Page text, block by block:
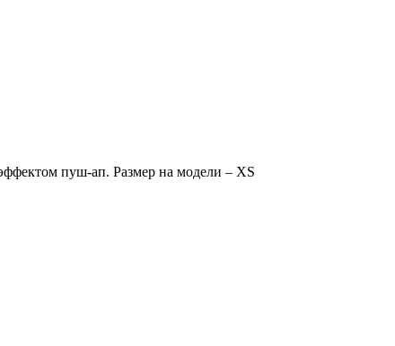
пуш-ап. Размер на модели – XS